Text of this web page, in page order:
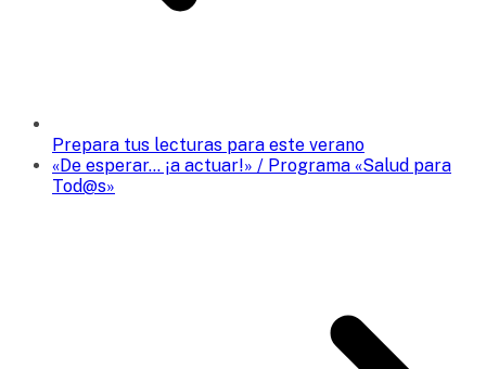
Prepara tus lecturas para este verano
«De esperar… ¡a actuar!» / Programa «Salud para
Tod@s»